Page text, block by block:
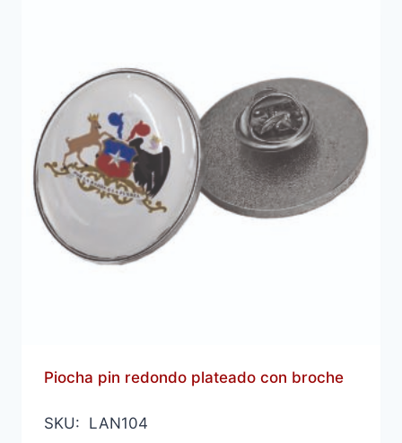
Piocha pin redondo plateado con broche
SKU: LAN104